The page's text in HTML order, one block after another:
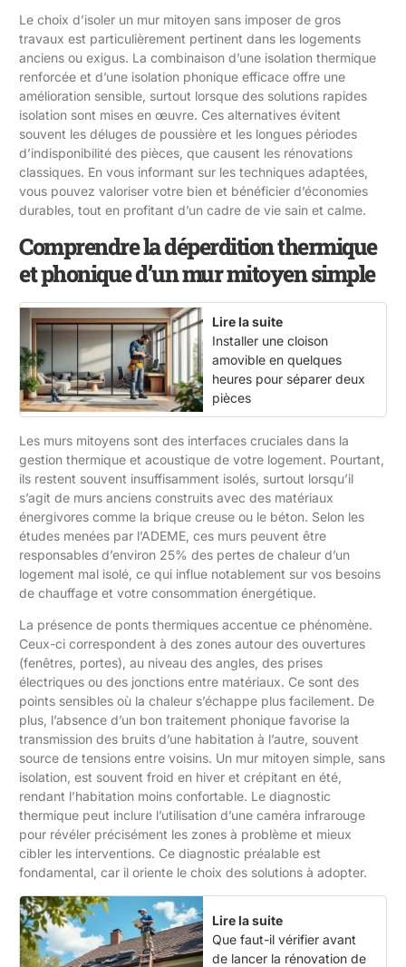
Le choix d’isoler un mur mitoyen sans imposer de gros
travaux est particulièrement pertinent dans les logements
anciens ou exigus. La combinaison d’une isolation thermique
renforcée et d’une isolation phonique efficace offre une
amélioration sensible, surtout lorsque des solutions rapides
isolation sont mises en œuvre. Ces alternatives évitent
souvent les déluges de poussière et les longues périodes
d’indisponibilité des pièces, que causent les rénovations
classiques. En vous informant sur les techniques adaptées,
vous pouvez valoriser votre bien et bénéficier d’économies
durables, tout en profitant d’un cadre de vie sain et calme.
Comprendre la déperdition thermique
et phonique d’un mur mitoyen simple
Lire la suite
Installer une cloison
amovible en quelques
heures pour séparer deux
pièces
Les murs mitoyens sont des interfaces cruciales dans la
gestion thermique et acoustique de votre logement. Pourtant,
ils restent souvent insuffisamment isolés, surtout lorsqu’il
s’agit de murs anciens construits avec des matériaux
énergivores comme la brique creuse ou le béton. Selon les
études menées par l’ADEME, ces murs peuvent être
responsables d’environ 25% des pertes de chaleur d’un
logement mal isolé, ce qui influe notablement sur vos besoins
de chauffage et votre consommation énergétique.
La présence de ponts thermiques accentue ce phénomène.
Ceux-ci correspondent à des zones autour des ouvertures
(fenêtres, portes), au niveau des angles, des prises
électriques ou des jonctions entre matériaux. Ce sont des
points sensibles où la chaleur s’échappe plus facilement. De
plus, l’absence d’un bon traitement phonique favorise la
transmission des bruits d’une habitation à l’autre, souvent
source de tensions entre voisins. Un mur mitoyen simple, sans
isolation, est souvent froid en hiver et crépitant en été,
rendant l’habitation moins confortable. Le diagnostic
thermique peut inclure l’utilisation d’une caméra infrarouge
pour révéler précisément les zones à problème et mieux
cibler les interventions. Ce diagnostic préalable est
fondamental, car il oriente le choix des solutions à adopter.
Lire la suite
Que faut-il vérifier avant
de lancer la rénovation de